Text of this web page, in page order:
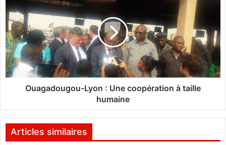
C
A
N
2
0
1
9
n
a
g
a
d
o
u
g
-
L
o
Ouagadougou-Lyon : Une coopération à taille
humaine
Articles similaires